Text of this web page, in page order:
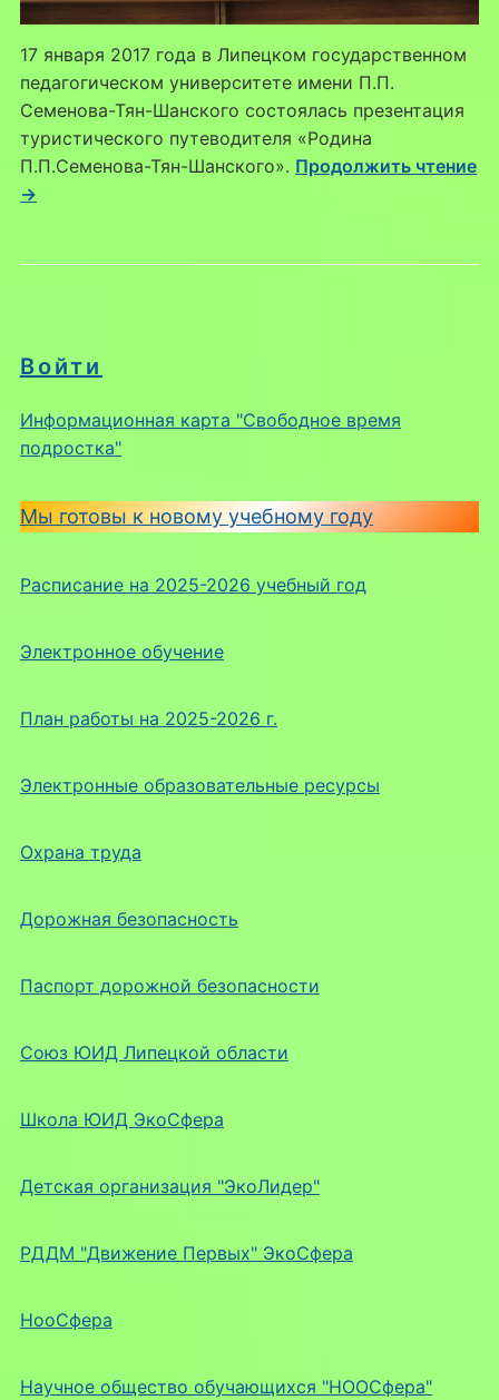
Войти
Информационная карта "Свободное время
подростка"
Мы готовы к новому учебному году
Расписание на 2025-2026 учебный год
Электронное обучение
План работы на 2025-2026 г.
Электронные образовательные ресурсы
Охрана труда
Дорожная безопасность
Паспорт дорожной безопасности
Союз ЮИД Липецкой области
Школа ЮИД ЭкоСфера
Детская организация "ЭкоЛидер"
РДДМ "Движение Первых" ЭкоСфера
НооСфера
Научное общество обучающихся "НООСфера"
17 января 2017 года в Липецком государственном
педагогическом университете имени П.П.
Семенова-Тян-Шанского состоялась презентация
туристического путеводителя «Родина
П.П.Семенова-Тян-Шанского». Продолжить чтение
→